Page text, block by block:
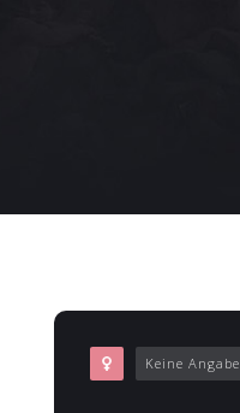
Keine Angabe